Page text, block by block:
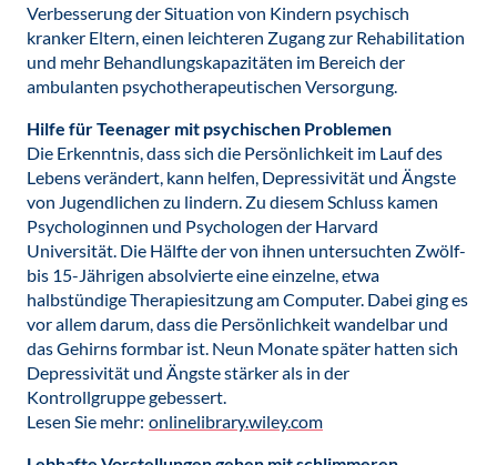
Verbesserung der Situation von Kindern psychisch
kranker Eltern, einen leichteren Zugang zur Rehabilitation
und mehr Behandlungskapazitäten im Bereich der
ambulanten psychotherapeutischen Versorgung.
Hilfe für Teenager mit psychischen Problemen
Die Erkenntnis, dass sich die Persönlichkeit im Lauf des
Lebens verändert, kann helfen, Depressivität und Ängste
von Jugendlichen zu lindern. Zu diesem Schluss kamen
Psychologinnen und Psychologen der Harvard
Universität. Die Hälfte der von ihnen untersuchten Zwölf-
bis 15-Jährigen absolvierte eine einzelne, etwa
halbstündige Therapiesitzung am Computer. Dabei ging es
vor allem darum, dass die Persönlichkeit wandelbar und
das Gehirns formbar ist. Neun Monate später hatten sich
Depressivität und Ängste stärker als in der
Kontrollgruppe gebessert.
Lesen Sie mehr: onlinelibrary.wiley.com